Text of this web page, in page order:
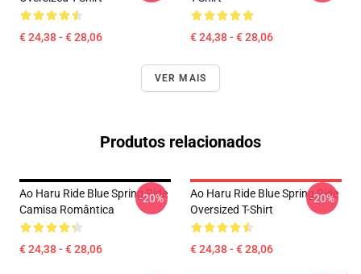
€ 24,38 - € 28,06 € 24,38 - € 28,06
VER MAIS
Produtos relacionados
Ao Haru Ride Blue Spring Ride
Camisa Romântica
€ 24,38 - € 28,06
-20%
Ao Haru Ride Blue Spring Ride
Oversized T-Shirt
€ 24,38 - € 28,06
-20%